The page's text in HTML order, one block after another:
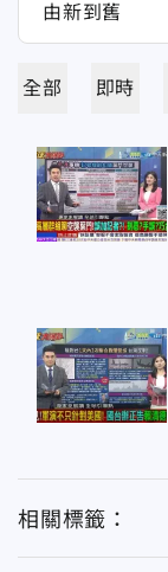
全部 即時
相關標籤：